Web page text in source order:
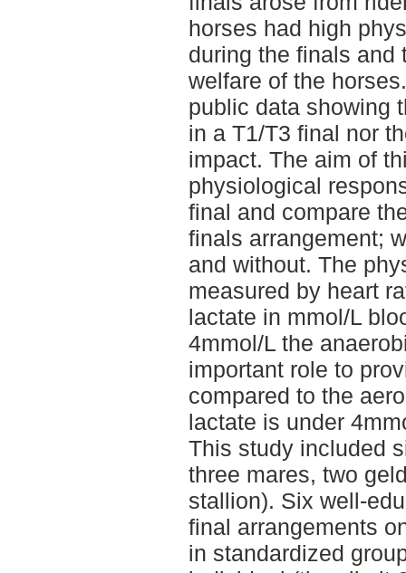
horses had high
during the finals and
welfare of the
public data showing
in a T1/T3 final nor
impact. The aim of
physiological
final and compare
finals arrangement;
and without. The
measured by heart
lactate in mmol/L
4mmol/L the
important role to
compared to the
lactate is under
This study included
three mares, two
stallion). Six well-
final arrangements
in standardized